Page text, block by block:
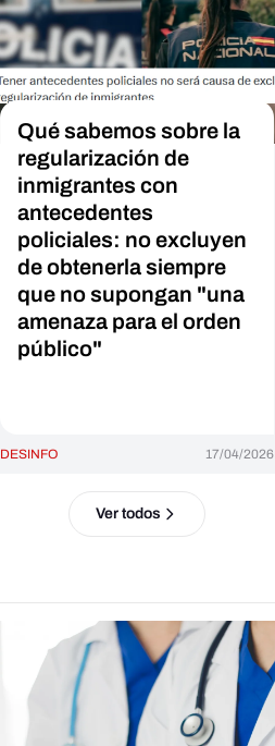
Qué sabemos sobre la
regularización de
inmigrantes con
antecedentes
policiales: no excluyen
de obtenerla siempre
que no supongan "una
amenaza para el orden
público"
DESINFO 17/04/2026
Ver todos